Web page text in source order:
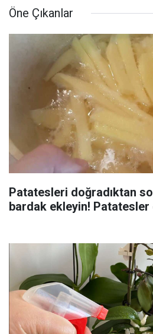
Öne Çıkanlar
Patatesleri doğradıktan
bardak ekleyin! Patatesler